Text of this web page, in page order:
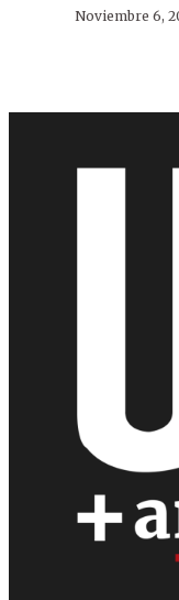
Noviembre 6,